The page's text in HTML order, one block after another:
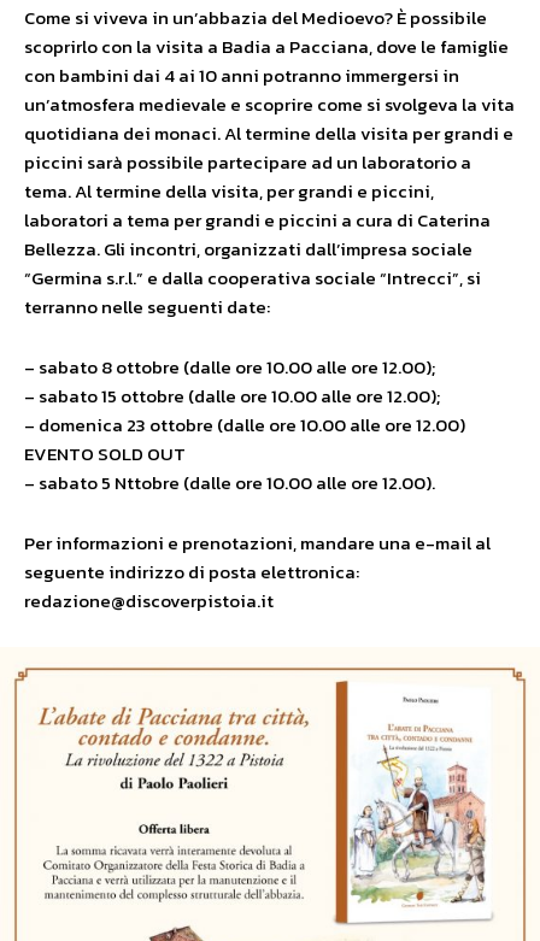
Come si viveva in un’abbazia del Medioevo? È possibile
scoprirlo con la visita a Badia a Pacciana, dove le famiglie
con bambini dai 4 ai 10 anni potranno immergersi in
un’atmosfera medievale e scoprire come si svolgeva la vita
quotidiana dei monaci. Al termine della visita per grandi e
piccini sarà possibile partecipare ad un laboratorio a
tema. Al termine della visita, per grandi e piccini,
laboratori a tema per grandi e piccini a cura di Caterina
Bellezza. Gli incontri, organizzati dall’impresa sociale
“Germina s.r.l.” e dalla cooperativa sociale “Intrecci”, si
terranno nelle seguenti date:
– sabato 8 ottobre (dalle ore 10.00 alle ore 12.00);
– sabato 15 ottobre (dalle ore 10.00 alle ore 12.00);
– domenica 23 ottobre (dalle ore 10.00 alle ore 12.00)
EVENTO SOLD OUT
– sabato 5 Nttobre (dalle ore 10.00 alle ore 12.00).
Per informazioni e prenotazioni, mandare una e-mail al
seguente indirizzo di posta elettronica:
redazione@discoverpistoia.it